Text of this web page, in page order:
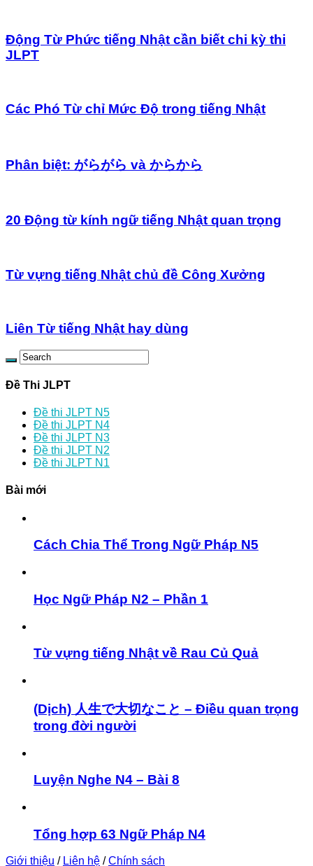
Động Từ Phức tiếng Nhật cần biết chi kỳ thi
JLPT
Các Phó Từ chỉ Mức Độ trong tiếng Nhật
Phân biệt: がらがら và からから
20 Động từ kính ngữ tiếng Nhật quan trọng
Từ vựng tiếng Nhật chủ đề Công Xưởng
Liên Từ tiếng Nhật hay dùng
Đề Thi JLPT
Đề thi JLPT N5
Đề thi JLPT N4
Đề thi JLPT N3
Đề thi JLPT N2
Đề thi JLPT N1
Bài mới
Cách Chia Thể Trong Ngữ Pháp N5
Học Ngữ Pháp N2 – Phần 1
Từ vựng tiếng Nhật về Rau Củ Quả
(Dịch) 人生で大切なこと – Điều quan trọng
trong đời người
Luyện Nghe N4 – Bài 8
Tổng hợp 63 Ngữ Pháp N4
Giới thiệu / Liên hệ /Chính sách